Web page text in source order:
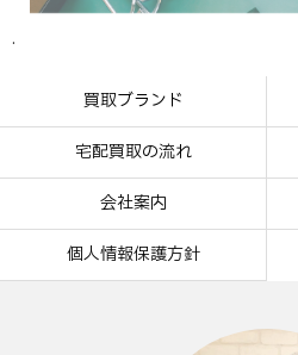
.
買取ブランド
宅配買取の流れ
会社案内
個人情報保護方針